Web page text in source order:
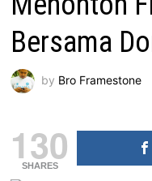
Bersama
by Bro Framestone
130
SHARES